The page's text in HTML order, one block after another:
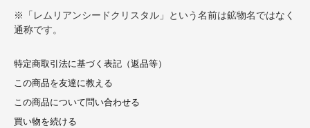
※「レムリアンシードクリスタル」という名前は鉱物名ではなく
通称です。
特定商取引法に基づく表記（返品等）
この商品を友達に教える
この商品について問い合わせる
買い物を続ける